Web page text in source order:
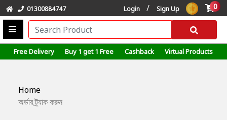
01300884747 Login / Sign Up 0
Free Delivery Buy 1 get 1 Free Cashback Virtual Products
Home
অর্ডার ট্র্যাক করুন